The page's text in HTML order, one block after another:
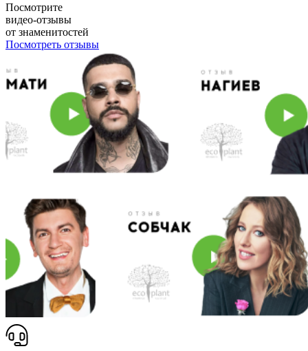
Посмотрите
видео-отзывы
от знаменитостей
Посмотреть отзывы